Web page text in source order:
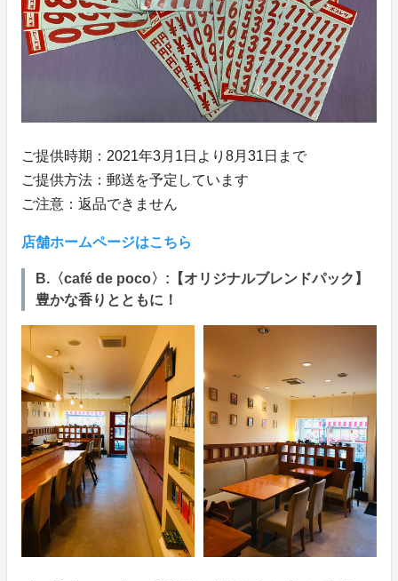
ご提供時期：2021年3月1日より8月31日まで
ご提供方法：郵送を予定しています
ご注意：返品できません
店舗ホームページはこちら
B.〈café de poco〉:【オリジナルブレンドパック】
豊かな香りとともに！